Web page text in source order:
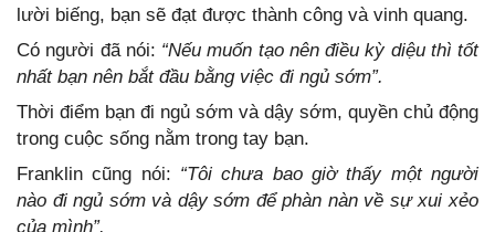
lười biếng, bạn sẽ đạt được thành công và vinh quang.
Có người đã nói: “Nếu muốn tạo nên điều kỳ diệu thì tốt
nhất bạn nên bắt đầu bằng việc đi ngủ sớm”.
Thời điểm bạn đi ngủ sớm và dậy sớm, quyền chủ động
trong cuộc sống nằm trong tay bạn.
Franklin cũng nói: “Tôi chưa bao giờ thấy một người
nào đi ngủ sớm và dậy sớm để phàn nàn về sự xui xẻo
của mình”.